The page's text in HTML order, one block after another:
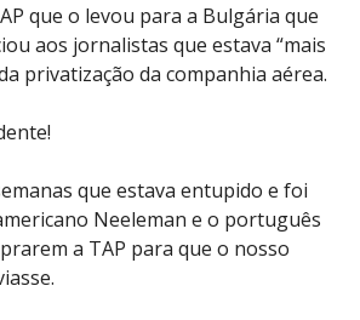
que o levou para a Bulgária que
aos jornalistas que estava “mais
privatização da companhia aérea.
que estava entupido e foi
Neeleman e o português
a TAP para que o nosso